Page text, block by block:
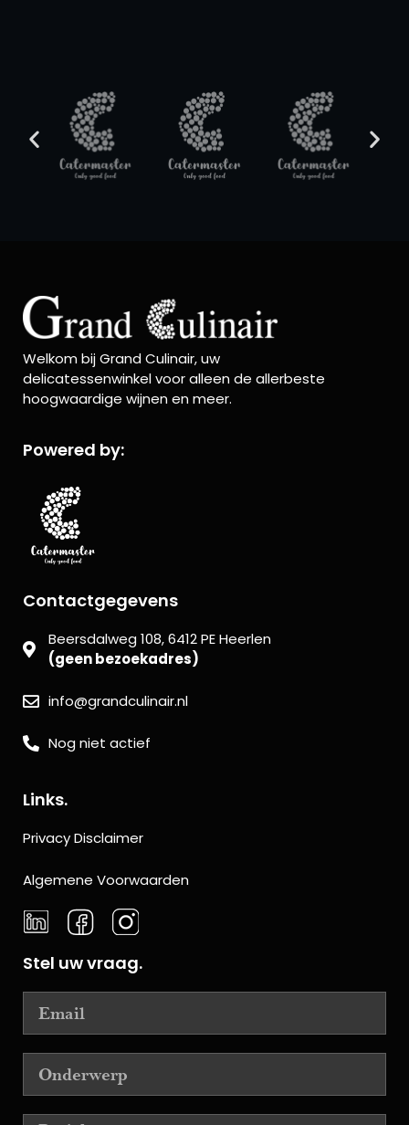
Welkom bij Grand Culinair, uw
delicatessenwinkel voor alleen de allerbeste
hoogwaardige wijnen en meer.
Powered by:
Contactgegevens
Beersdalweg 108, 6412 PE Heerlen
(geen bezoekadres)
info@grandculinair.nl
Nog niet actief
Links.
Privacy Disclaimer
Algemene Voorwaarden
Stel uw vraag.